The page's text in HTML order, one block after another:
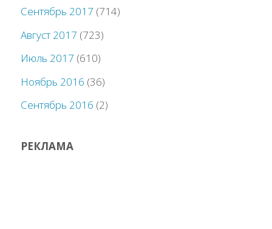
Сентябрь 2017 (714)
Август 2017 (723)
Июль 2017 (610)
Ноябрь 2016 (36)
Сентябрь 2016 (2)
РЕКЛАМА